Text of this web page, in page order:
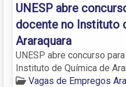
UNESP abre
docente no Instituto
Araraquara
UNESP abre concurso
Instituto de Química de
Vagas de Empregos